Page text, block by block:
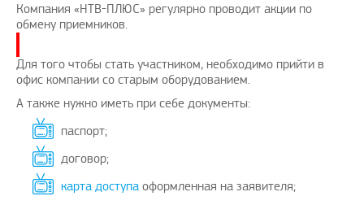
Компания «НТВ-ПЛЮС» регулярно проводит акции по
обмену приемников.
Для того чтобы стать участником, необходимо прийти в
офис компании со старым оборудованием.
А также нужно иметь при себе документы:
паспорт;
договор;
карта доступа оформленная на заявителя;